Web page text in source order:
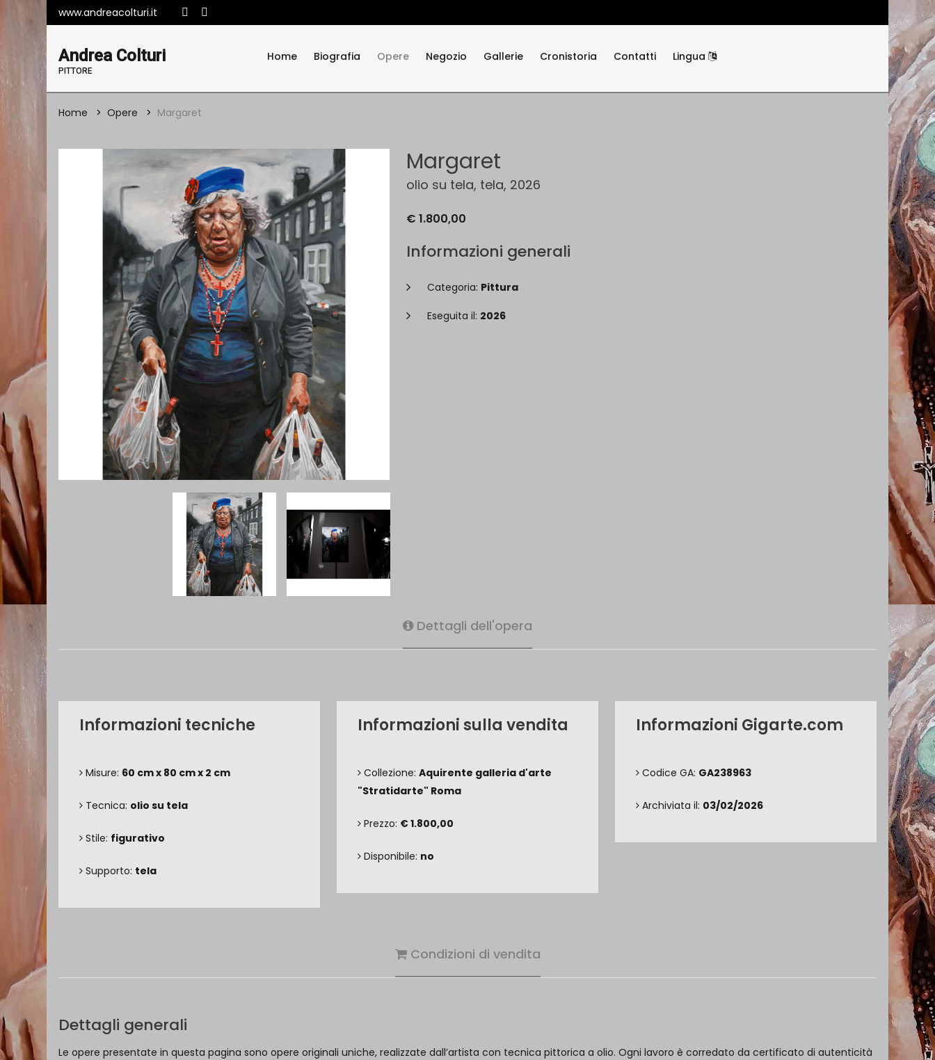
www.andreacolturi.it
Andrea Colturi
PITTORE
Home Biografia Opere Negozio Gallerie Cronistoria Contatti Lingua
Home Opere Margaret
Margaret
olio su tela, tela, 2026
€ 1.800,00
Informazioni generali
Categoria: Pittura
Eseguita il: 2026
Dettagli dell'opera
Informazioni tecniche
Misure: 60 cm x 80 cm x 2 cm
Tecnica: olio su tela
Stile: figurativo
Supporto: tela
Informazioni sulla vendita
Collezione: Aquirente galleria d'arte
"Stratidarte" Roma
Prezzo: € 1.800,00
Disponibile: no
Informazioni Gigarte.com
Codice GA: GA238963
Archiviata il: 03/02/2026
Condizioni di vendita
Dettagli generali
Le opere presentate in questa pagina sono opere originali uniche, realizzate dall’artista con tecnica pittorica a olio. Ogni lavoro è corredato da certificato di autenticità